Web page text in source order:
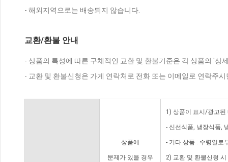
- 해외지역으로는 배송되지 않습니다.
교환/환불 안내
- 상품의 특성에 따른 구체적인 교환 및 환불기준은 각 상품의 '상
- 교환 및 환불신청은 가게 연락처로 전화 또는 이메일로 연락주
상품에
문제가 있을 경우
1) 상품이 표시/광고된
- 신선식품, 냉장식품,
- 기타 상품 : 수령일로
2) 교환 및 환불신청